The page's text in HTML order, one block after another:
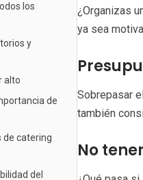
los
y
alto
de
de catering
del
¿Organizas
ya sea
Sobrepasar
también
No